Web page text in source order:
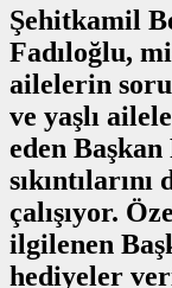
Şehitkamil
Fadıloğlu,
ailelerin
ve yaşlı
eden
çalışıyor.
ilgilenen
hediyeler